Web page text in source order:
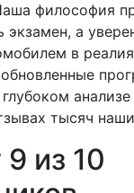
философия
экзамен, а
в
тысяч
из 10